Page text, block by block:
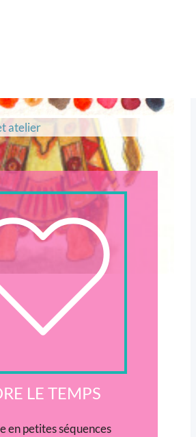
comme on salue
atelier
LE TEMPS
en petites séquences